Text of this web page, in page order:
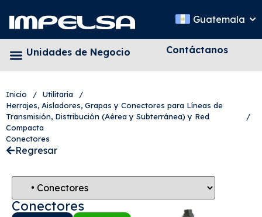
Guatemala
Unidades de Negocio Contáctanos
Inicio / Utilitaria
/
Herrajes, Aisladores, Grapas y Conectores para Líneas de
Transmisión, Distribución (Aérea y Subterránea) y Red
Compacta
/
Conectores
Regresar
Conectores